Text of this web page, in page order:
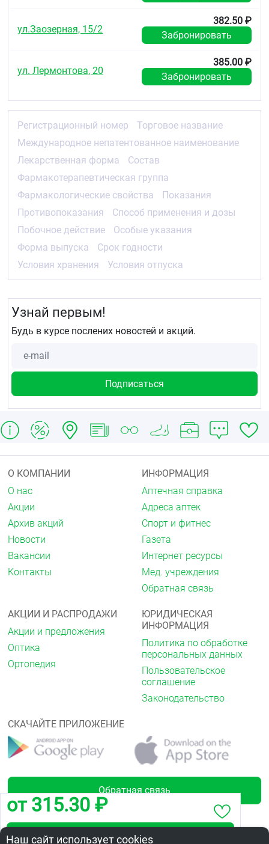
от 315.30 ₽
Забронировать по адресу ул.Бархатовой,11
ул.Заозерная, 15/2
382.50 ₽
Забронировать
ул. Лермонтова, 20
385.00 ₽
Забронировать
Регистрационный номер
Торговое название
Международное непатентованное наименование
Лекарственная форма
Состав
Фармакотерапевтическая группа
Фармакологические свойства
Показания
Противопоказания
Способ применения и дозы
Побочное действие
Особые указания
Форма выпуска
Срок годности
Условия хранения
Условия отпуска
Узнай первым!
Будь в курсе послених новостей и акций.
О КОМПАНИИ
О нас
Акции
Архив акций
Новости
Вакансии
Контакты
ИНФОРМАЦИЯ
Аптечная справка
Адреса аптек
Спорт и фитнес
Газета
Интернет ресурсы
Мед. учреждения
Обратная связь
АКЦИИ И РАСПРОДАЖИ
Акции и предложения
Оптика
Ортопедия
ЮРИДИЧЕСКАЯ
ИНФОРМАЦИЯ
Политика по обработке
персональных данных
Пользовательское
соглашение
Законодательство
СКАЧАЙТЕ ПРИЛОЖЕНИЕ
Обратная связь
Наш сайт использует cookies